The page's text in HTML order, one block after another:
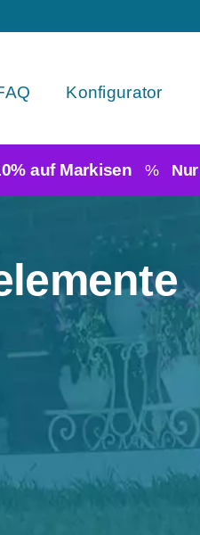
Konfigurator
auf Markisen %